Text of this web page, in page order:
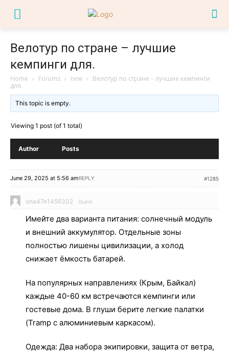
Велотур по стране – лучшие
кемпинги для.
Home › Forums › new › Велотур по стране – лучшие кемпинги
для.
This topic is empty.
Viewing 1 post (of 1 total)
Author Posts
June 29, 2025 at 5:56 am #1285
REPLY
ona47e1456302 Guest
Имейте два варианта питания: солнечный модуль
и внешний аккумулятор. Отдельные зоны
полностью лишены цивилизации, а холод
снижает ёмкость батарей.
На популярных направлениях (Крым, Байкал)
каждые 40-60 км встречаются кемпинги или
гостевые дома. В глуши берите легкие палатки
(Tramp с алюминиевым каркасом).
Одежда: Два набора экипировки, защита от ветра,